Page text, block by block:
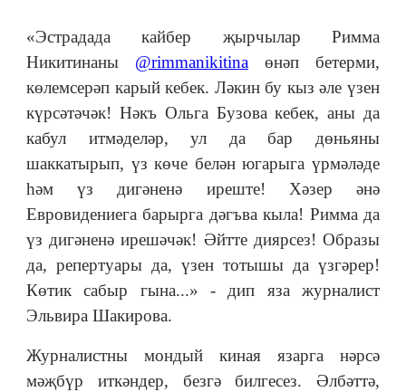
«Эстрадада кайбер җырчылар Римма
Никитинаны @rimmanikitina өнәп бетерми,
көлемсерәп карый кебек. Ләкин бу кыз әле үзен
күрсәтәчәк! Нәкъ Ольга Бузова кебек, аны да
кабул итмәделәр, ул да бар дөньяны
шаккатырып, үз көче белән югарыга үрмәләде
һәм үз дигәненә иреште! Хәзер әнә
Евровидениега барырга дәгъва кыла! Римма да
үз дигәненә ирешәчәк! Әйтте диярсез! Образы
да, репертуары да, үзен тотышы да үзгәрер!
Көтик сабыр гына...» - дип яза журналист
Эльвира Шакирова.
Журналистны мондый киная язарга нәрсә
мәҗбүр иткәндер, безгә билгесез. Әлбәттә,